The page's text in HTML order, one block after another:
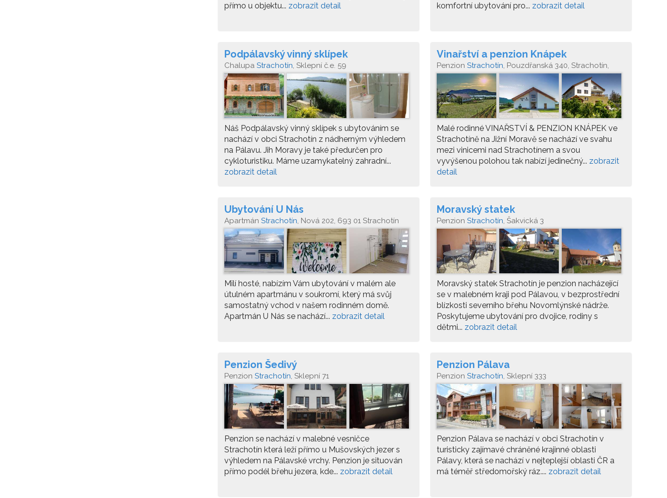
přímo u objektu... zobrazit detail
komfortní ubytování pro... zobrazit detail
Podpálavský vinný sklípek
Chalupa Strachotín, Sklepní č.e. 59
Náš Podpálavský vinný sklípek s ubytováním se
nachází v obci Strachotín z nádherným výhledem
na Pálavu. Jih Moravy je také předurčen pro
cykloturistiku. Máme uzamykatelný zahradní...
zobrazit detail
Vinařství a penzion Knápek
Penzion Strachotín, Pouzdřanská 340, Strachotín,
Malé rodinné VINAŘSTVÍ & PENZION KNÁPEK ve
Strachotíně na Jižní Moravě se nachází ve svahu
mezi vinicemi nad Strachotínem a svou
vyvýšenou polohou tak nabízí jedinečný... zobrazit
detail
Ubytování U Nás
Apartmán Strachotín, Nová 202, 693 01 Strachotín
Milí hosté, nabízím Vám ubytování v malém ale
útulném apartmánu v soukromí, který má svůj
samostatný vchod v našem rodinném domě.
Apartmán U Nás se nachází... zobrazit detail
Moravský statek
Penzion Strachotín, Šakvická 3
Moravský statek Strachotín je penzion nacházející
se v malebném kraji pod Pálavou, v bezprostřední
blízkosti severního břehu Novomlýnské nádrže.
Poskytujeme ubytování pro dvojice, rodiny s
dětmi... zobrazit detail
Penzion Šedivý
Penzion Strachotín, Sklepní 71
Penzion se nachází v malebné vesničce
Strachotín která leží přímo u Mušovských jezer s
výhledem na Pálavské vrchy. Penzion je situován
přímo podél břehu jezera, kde... zobrazit detail
Penzion Pálava
Penzion Strachotín, Sklepní 333
Penzion Pálava se nachází v obci Strachotín v
turisticky zajímavé chráněné krajinné oblasti
Pálavy, která se nachází v nejteplejší oblasti ČR a
má téměř středomořský ráz.... zobrazit detail